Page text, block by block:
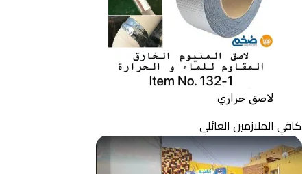
لاصق حراري
كافي الملازمين العائلي